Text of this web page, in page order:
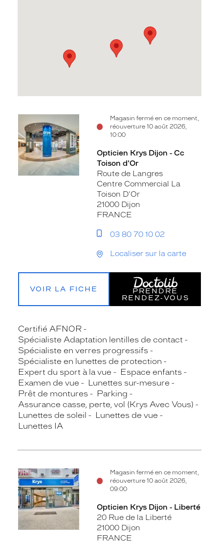
Magasin fermé en ce moment,
réouverture 10 août 2026,
10:00
fiche
Opticien Krys Dijon - Cc
Toison d'Or
Route de Langres
Centre Commercial La
Toison D'Or
21000 Dijon
FRANCE
03 80 70 10 02
Localiser sur la carte
VOIR LA FICHE
PRENDRE
RENDEZ‑VOUS
Certifié AFNOR
Spécialiste Adaptation lentilles de contact
Spécialiste en verres progressifs
Spécialiste en lunettes de protection
Expert du sport à la vue
Espace enfants
Examen de vue
Lunettes sur-mesure
Prêt de montures
Parking
Assurance casse, perte, vol (Krys Avec Vous)
Lunettes de soleil
Lunettes de vue
Lunettes IA
Magasin fermé en ce moment,
réouverture 10 août 2026,
09:00
fiche
Opticien Krys Dijon - Liberté
20 Rue de la Liberté
21000 Dijon
FRANCE
fiche
fiche